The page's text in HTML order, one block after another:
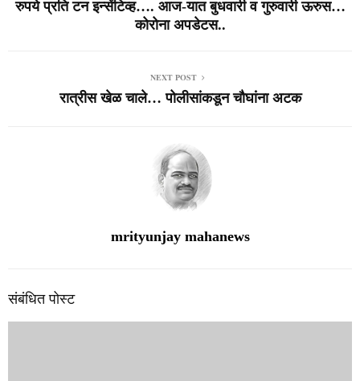
रुपये प्रति टन इन्सेंटिव्ह…. आज-यात बुधवारी व गुरुवारी ऊरुस…
कोरोना अपडेटस..
NEXT POST
रात्रीस खेळ चाले… पोलीसांकडून चौघांना अटक
mrityunjay mahanews
संबंधित पोस्ट